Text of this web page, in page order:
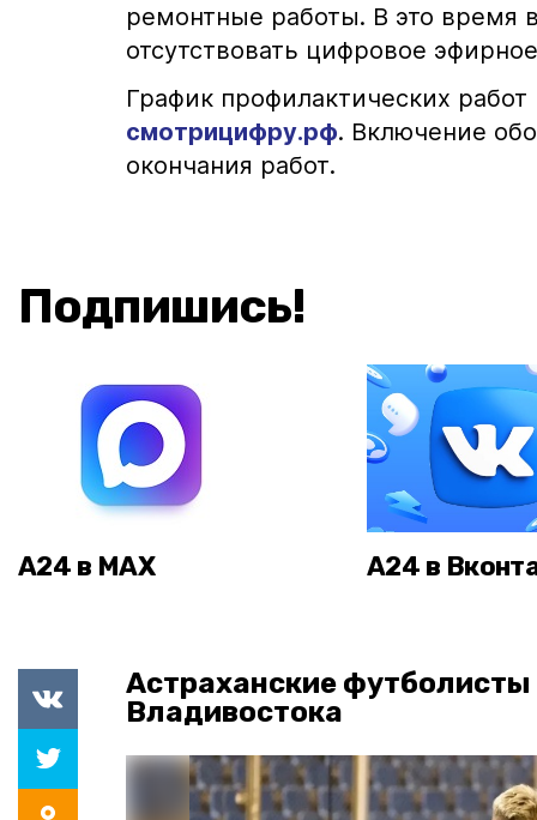
ремонтные работы. В это время
отсутствовать цифровое
График профилактических
смотрицифру.рф. Включение
окончания работ.
Подпишись!
А24 в MAX А24 в
Астраханские
Владивостока